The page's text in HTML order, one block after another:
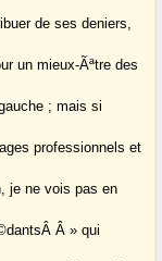
de ses deniers,
un mieux-Ãªtre des
; mais si
professionnels et
je ne vois pas en
Â » qui